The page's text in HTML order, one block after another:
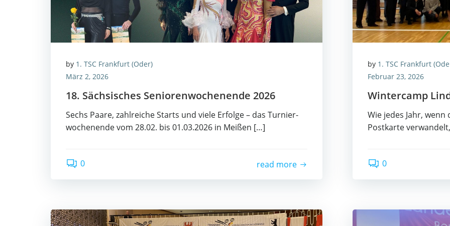
by 1. TSC Frankfurt (Oder)
März 2, 2026
18. Säch­si­sches Senio­ren­wo­chen­en­de 2026
Sechs Paa­re, zahl­rei­che Starts und vie­le Erfol­ge – das Tur­nier­
wo­chen­en­de vom 28.02. bis 01.03.2026 in Mei­ßen […]
0 read more
by 1. TSC Frankfurt
Februar 23, 2026
Win­ter­camp
Wie jedes Jahr,
Post­kar­te
0